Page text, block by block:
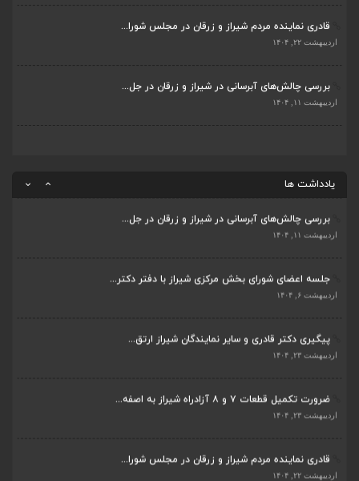
قادری نماینده مردم شیراز و زرقان در مجلس شورا...
اردیبهشت ۲۲, ۱۴۰۴
بررسی چالش‌های آبرسانی در شیراز و زرقان در جل...
اردیبهشت ۱۱, ۱۴۰۴
یادداشت ها
پیگیری دکتر قادری و سایر نمایندگان شیراز ارتق...
ضرورت تکمیل قطعات ۷ و ۸ آزادراه شیراز به اصفه...
بررسی چالش‌های آبرسانی در شیراز و زرقان در جل...
اردیبهشت ۱۱, ۱۴۰۴
جلسه اعضای شورای بخش مرکزی شیراز با دفتر دکتر...
اردیبهشت ۶, ۱۴۰۴
پیگیری دکتر قادری و سایر نمایندگان شیراز ارتق...
اردیبهشت ۲۳, ۱۴۰۴
ضرورت تکمیل قطعات ۷ و ۸ آزادراه شیراز به اصفه...
اردیبهشت ۲۳, ۱۴۰۴
قادری نماینده مردم شیراز و زرقان در مجلس شورا...
اردیبهشت ۲۲, ۱۴۰۴